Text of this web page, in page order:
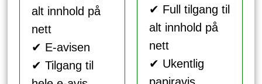
alt innhold på
nett
✔ E-avisen
✔ Tilgang til
✔ Full tilgang til
alt innhold på
nett
✔ Ukentlig
papiravis